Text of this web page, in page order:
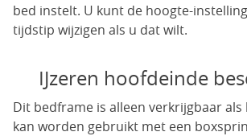
bed instelt. U kunt de hoogte-
tijdstip wijzigen als u dat wilt.
IJzeren hoofdeinde
Dit bedframe is alleen verkrijgbaar
kan worden gebruikt met een